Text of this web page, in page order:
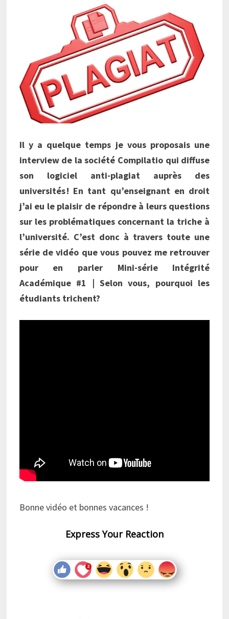
Il y a quelque temps je vous proposais une
interview de la société Compilatio qui diffuse
son logiciel anti-plagiat auprès des
universités ! En tant qu’enseignant en droit
j’ai eu le plaisir de répondre à leurs questions
sur les problématiques concernant la triche à
l’université. C’est donc à travers toute une
série de vidéo que vous pouvez me retrouver
pour en parler Mini-série Intégrité
Académique #1 | Selon vous, pourquoi les
étudiants trichent?
Bonne vidéo et bonnes vacances !
Express Your Reaction